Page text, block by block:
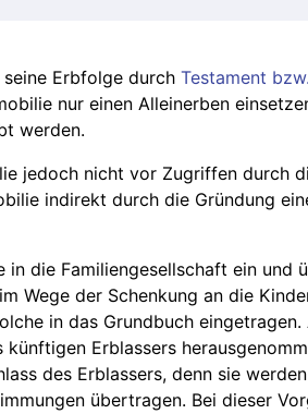
Erbfolge durch Testament
nur einen Alleinerben
werden.
jedoch nicht vor Zugriffen durch
indirekt durch die Gründung
in die Familiengesellschaft ein und
Wege der Schenkung an die
in das Grundbuch
Erblassers
des Erblassers, denn sie
übertragen. Bei dieser